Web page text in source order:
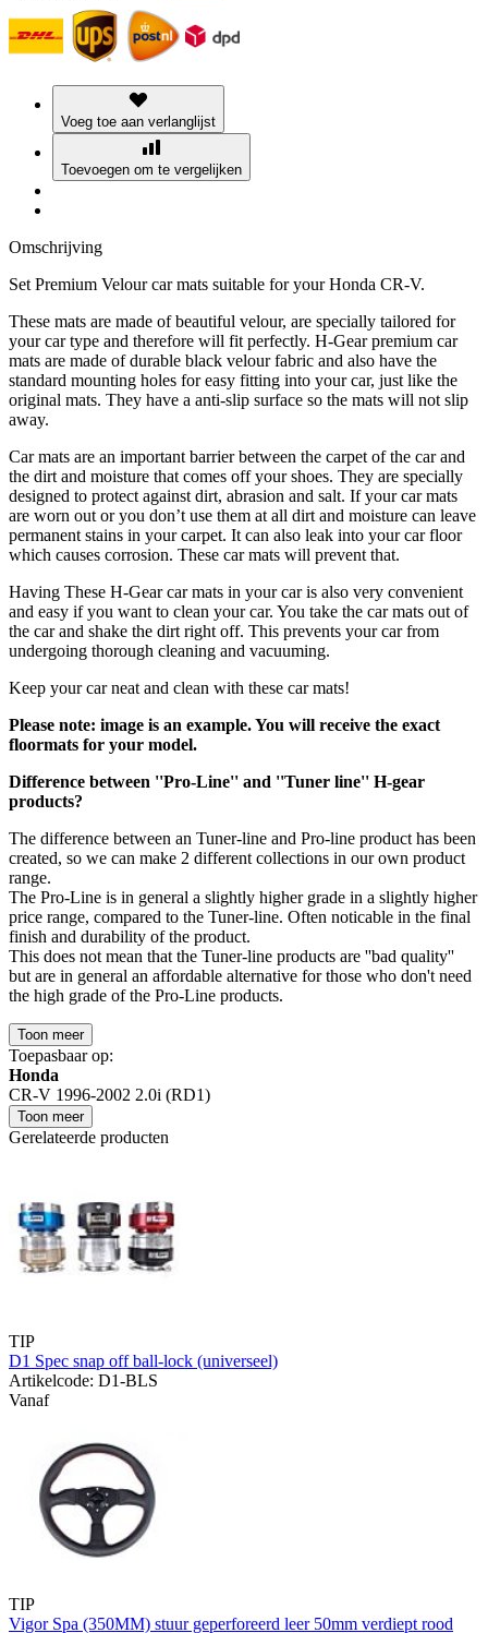
Voeg toe aan verlanglijst
Toevoegen om te vergelijken
Omschrijving
Set Premium Velour car mats suitable for your Honda CR-V.
These mats are made of beautiful velour, are specially tailored for
your car type and therefore will fit perfectly. H-Gear premium car
mats are made of durable black velour fabric and also have the
standard mounting holes for easy fitting into your car, just like the
original mats. They have a anti-slip surface so the mats will not slip
away.
Car mats are an important barrier between the carpet of the car and
the dirt and moisture that comes off your shoes. They are specially
designed to protect against dirt, abrasion and salt. If your car mats
are worn out or you don’t use them at all dirt and moisture can leave
permanent stains in your carpet. It can also leak into your car floor
which causes corrosion. These car mats will prevent that.
Having These H-Gear car mats in your car is also very convenient
and easy if you want to clean your car. You take the car mats out of
the car and shake the dirt right off. This prevents your car from
undergoing thorough cleaning and vacuuming.
Keep your car neat and clean with these car mats!
Please note: image is an example. You will receive the exact
floormats for your model.
Difference between ''Pro-Line'' and ''Tuner line'' H-gear
products?
The difference between an Tuner-line and Pro-line product has been
created, so we can make 2 different collections in our own product
range.
The Pro-Line is in general a slightly higher grade in a slightly higher
price range, compared to the Tuner-line. Often noticable in the final
finish and durability of the product.
This does not mean that the Tuner-line products are ''bad quality''
but are in general an affordable alternative for those who don't need
the high grade of the Pro-Line products.
Toon meer
Toepasbaar op:
Honda
CR-V 1996-2002 2.0i (RD1)
Toon meer
Gerelateerde producten
TIP
D1 Spec snap off ball-lock (universeel)
Artikelcode: D1-BLS
Vanaf
TIP
Vigor Spa (350MM) stuur geperforeerd leer 50mm verdiept rood